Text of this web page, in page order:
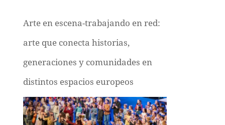
Arte en escena-trabajando en red:
arte que conecta historias,
generaciones y comunidades en
distintos espacios europeos